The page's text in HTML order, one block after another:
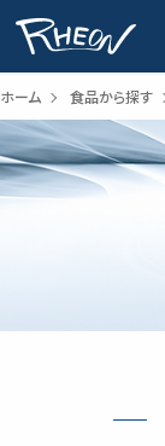
ス
ッ
プ
ホーム 食品から探す